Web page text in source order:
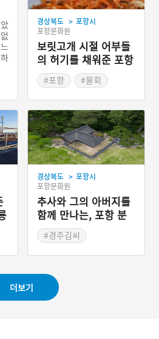
경상북도 > 포항시
포항문화원
보릿고개 시절 어부들
의 허기를 채워준 포항
물회
#포항
#물회
경상북도 > 포항시
포항문화원
추사와 그의 아버지를
함께 만나는, 포항 분
옥정
#경주김씨
더보기